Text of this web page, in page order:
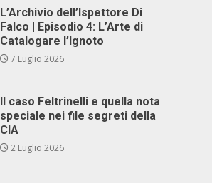
L’Archivio dell’Ispettore Di
Falco | Episodio 4: L’Arte di
Catalogare l’Ignoto
7 Luglio 2026
Il caso Feltrinelli e quella nota
speciale nei file segreti della
CIA
2 Luglio 2026